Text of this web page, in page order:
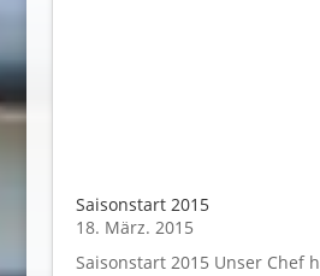
Saisonstart 2015
18. März. 2015
Saisonstart 2015 Unser Chef